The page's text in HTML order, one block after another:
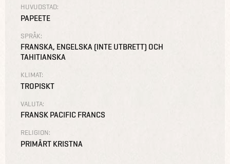
HUVUDSTAD:
PAPEETE
SPRÅK:
FRANSKA, ENGELSKA (INTE UTBRETT) OCH
TAHITIANSKA
KLIMAT:
TROPISKT
VALUTA:
FRANSK PACIFIC FRANCS
RELIGION:
PRIMÄRT KRISTNA